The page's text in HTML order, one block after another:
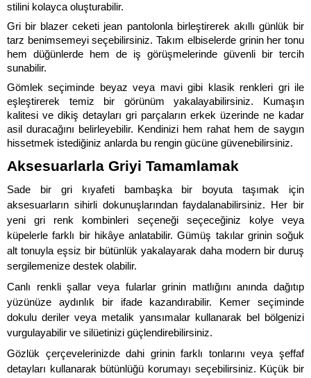
stilini kolayca oluşturabilir.
Gri bir blazer ceketi jean pantolonla birleştirerek akıllı günlük bir
tarz benimsemeyi seçebilirsiniz. Takım elbiselerde grinin her tonu
hem düğünlerde hem de iş görüşmelerinde güvenli bir tercih
sunabilir.
Gömlek seçiminde beyaz veya mavi gibi klasik renkleri gri ile
eşleştirerek temiz bir görünüm yakalayabilirsiniz. Kumaşın
kalitesi ve dikiş detayları gri parçaların erkek üzerinde ne kadar
asil duracağını belirleyebilir. Kendinizi hem rahat hem de saygın
hissetmek istediğiniz anlarda bu rengin gücüne güvenebilirsiniz.
Aksesuarlarla Griyi Tamamlamak
Sade bir gri kıyafeti bambaşka bir boyuta taşımak için
aksesuarların sihirli dokunuşlarından faydalanabilirsiniz. Her bir
yeni gri renk kombinleri seçeneği seçeceğiniz kolye veya
küpelerle farklı bir hikâye anlatabilir. Gümüş takılar grinin soğuk
alt tonuyla eşsiz bir bütünlük yakalayarak daha modern bir duruş
sergilemenize destek olabilir.
Canlı renkli şallar veya fularlar grinin matlığını anında dağıtıp
yüzünüze aydınlık bir ifade kazandırabilir. Kemer seçiminde
dokulu deriler veya metalik yansımalar kullanarak bel bölgenizi
vurgulayabilir ve silüetinizi güçlendirebilirsiniz.
Gözlük çerçevelerinizde dahi grinin farklı tonlarını veya şeffaf
detayları kullanarak bütünlüğü korumayı seçebilirsiniz. Küçük bir